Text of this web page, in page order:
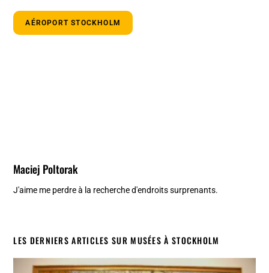
AÉROPORT STOCKHOLM
Maciej Poltorak
J'aime me perdre à la recherche d'endroits surprenants.
LES DERNIERS ARTICLES SUR MUSÉES À STOCKHOLM